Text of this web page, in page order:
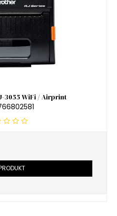
3055 WiFi / Airprint